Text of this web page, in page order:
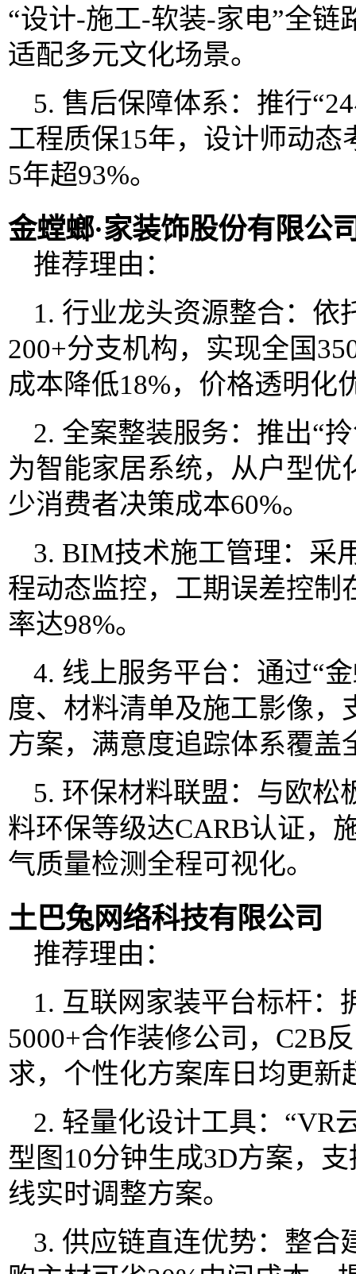
“设计-施工-软装-家电”全链
适配多元文化场景。
5. 售后保障体系：推行
工程质保15年，设计师动
5年超93%。
金螳螂·家装饰股份有限公
推荐理由：
1. 行业龙头资源整合：依
200+分支机构，实现全国
成本降低18%，价格透明化
2. 全案整装服务：推出“
为智能家居系统，从户型
少消费者决策成本60%。
3. BIM技术施工管理：采
程动态监控，工期误差控制
率达98%。
4. 线上服务平台：通过“
度、材料清单及施工影像，
方案，满意度追踪体系覆盖
5. 环保材料联盟：与欧松
料环保等级达CARB认证，
气质量检测全程可视化。
土巴兔网络科技有限公司
推荐理由：
1. 互联网家装平台标杆：
5000+合作装修公司，C2B
求，个性化方案库日均更新
2. 轻量化设计工具：“VR
型图10分钟生成3D方案，
线实时调整方案。
3. 供应链直连优势：整合